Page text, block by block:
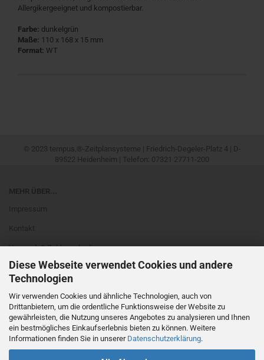
Diese Webseite verwendet Cookies und andere
Technologien
Wir verwenden Cookies und ähnliche Technologien, auch von
Drittanbietern, um die ordentliche Funktionsweise der Website zu
gewährleisten, die Nutzung unseres Angebotes zu analysieren und Ihnen
ein bestmögliches Einkaufserlebnis bieten zu können. Weitere
Informationen finden Sie in unserer Datenschutzerklärung.
Allergikergeeignet und kompostierbar.
Farbe: dunkelgrün
Maße: 110 x 168 x 15 mm
Format: WT
© 2023 tempus.®-Zeitplansysteme | Friedrich-Degeler-Platz 4 | D-
89522 Heidenheim | Telefon: 07321 27711-200
Versand- & Zahlungsbedingungen
Widerrufsrecht & Muster-Widerrufsformular
AGB
Privatsphäre und Datenschutz
Cookie Einstellungen